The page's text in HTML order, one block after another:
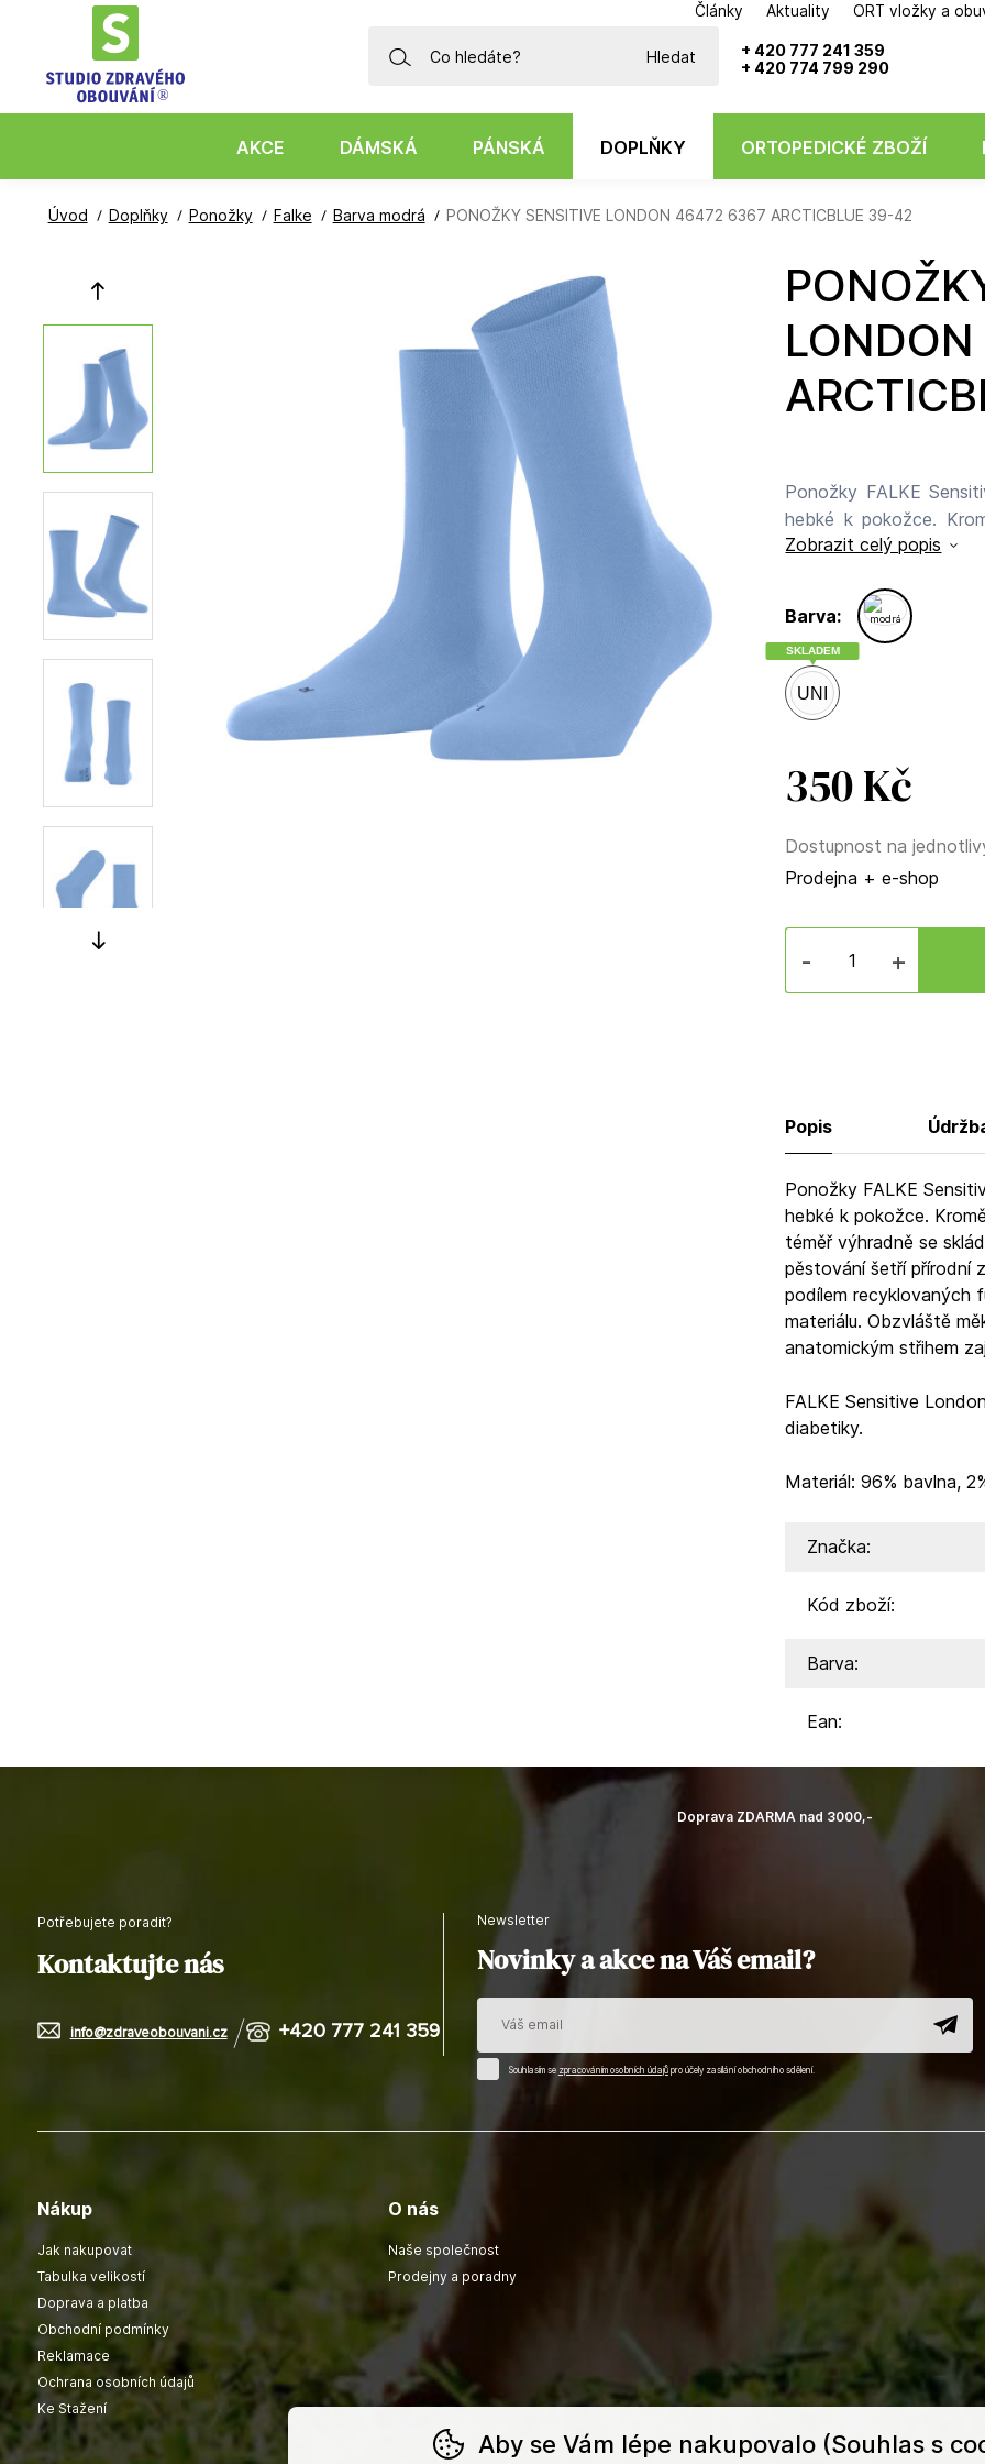
PONOŽKY SENSITIVE
Ponožky FALKE
hebké k pokožce.
téměř výhradně se
podílem
materiálu. Obzvláště
anatomickým střihem
London je vhodný i
bavlna, 2% polyamid, 2%
Zobrazit celý popis
Barva:
UNI
SKLADEM
350 Kč
Dostupnost na
Prodejna + e-shop
- +
Popis
Ponožky FALKE
hebké k pokožce.
téměř výhradně se
pěstování šetří přírodní
podílem recyklovaných
materiálu. Obzvláště
anatomickým střihem
FALKE Sensitive
diabetiky.
Materiál: 96% bavlna,
Značka:
Kód zboží:
Barva:
Ean:
+ 420 777 241 359
+ 420 774 799 290
Články Aktuality ORT vložky a
Hledat
Úvod Doplňky Ponožky Falke Barva modrá PONOŽKY SENSITIVE LONDON 46472 6367 ARCTICBLUE 39-42
AKCE DÁMSKÁ PÁNSKÁ DOPLŇKY ORTOPEDICKÉ ZBOŽÍ
Doprava ZDARMA nad 3000,-
Potřebujete poradit?
Kontaktujte nás
info@zdraveobouvani.cz +420 777 241 359
newsletter
Novinky a akce na Váš email?
Souhlasím se zpracováním osobních údajůpro účely zasílání obchodního sdělení.
Nákup
Jak nakupovat
Tabulka velikostí
Doprava a platba
Obchodní podmínky
Reklamace
Ochrana osobních údajů
Ke Stažení
O nás
Naše společnost
Prodejny a poradny
Aby se Vám lépe nakupovalo (Souhlas s